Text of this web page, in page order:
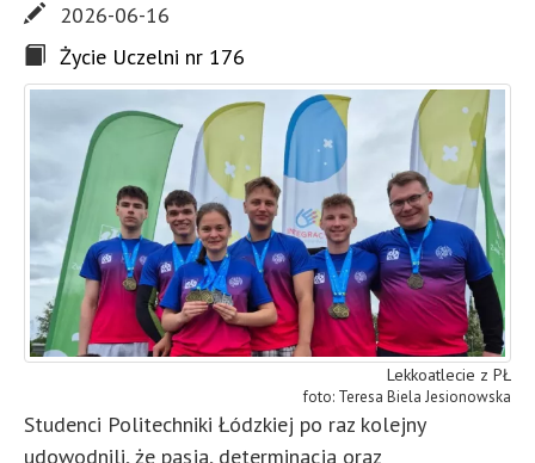
2026-06-16
Życie Uczelni nr 176
Lekkoatlecie z PŁ
Teresa Biela Jesionowska
Studenci Politechniki Łódzkiej po raz kolejny
udowodnili, że pasja, determinacja oraz